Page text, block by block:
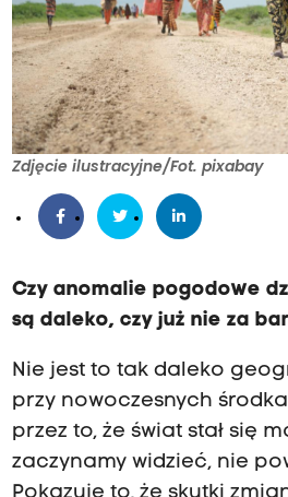
Zdjęcie ilustracyjne/Fot. pixabay
Czy anomalie pogodowe
są daleko, czy już nie za
Nie jest to tak daleko
przy nowoczesnych
przez to, że świat stał się
zaczynamy widzieć, nie